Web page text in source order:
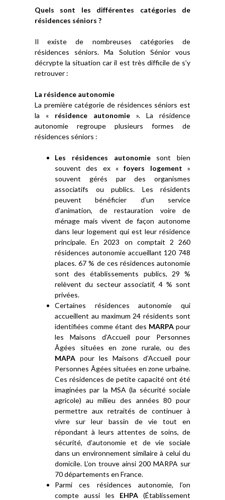
Quels sont les différentes catégories de
résidences séniors ?
Il existe de nombreuses catégories de
résidences séniors. Ma Solution Sénior vous
décrypte la situation car il est très difficile de s’y
retrouver :
La résidence autonomie
La première catégorie de résidences séniors est
la « résidence autonomie ». La résidence
autonomie regroupe plusieurs formes de
résidences séniors :
Les résidences autonomiesont bien
souvent des ex «foyers logement »
souvent gérés par des organismes
associatifs ou publics. Les résidents
peuvent bénéficier d’un service
d’animation, de restauration voire de
ménage mais vivent de façon autonome
dans leur logement qui est leur résidence
principale. En 2023 on comptait 2 260
résidences autonomie accueillant 120 748
places. 67 % de ces résidences autonomie
sont des établissements publics, 29 %
relèvent du secteur associatif, 4 % sont
privées.
Certaines résidences autonomie qui
accueillent au maximum 24 résidents sont
identifiées comme étant des MARPApour
les Maisons d’Accueil pour Personnes
Âgées situées en zone rurale, ou des
MAPA pour les Maisons d’Accueil pour
Personnes Âgées situées en zone urbaine.
Ces résidences de petite capacité ont été
imaginées par la MSA (la sécurité sociale
agricole) au milieu des années 80 pour
permettre aux retraités de continuer à
vivre sur leur bassin de vie tout en
répondant à leurs attentes de soins, de
sécurité, d’autonomie et de vie sociale
dans un environnement similaire à celui du
domicile. L’on trouve ainsi 200 MARPA sur
70 départements en France.
Parmi ces résidences autonomie, l’on
compte aussi les EHPA(Établissement